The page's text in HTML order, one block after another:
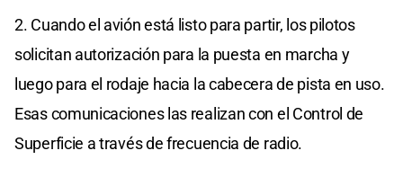
2. Cuando el avión está listo para partir, los pilotos
solicitan autorización para la puesta en marcha y
luego para el rodaje hacia la cabecera de pista en uso.
Esas comunicaciones las realizan con el Control de
Superficie a través de frecuencia de radio.